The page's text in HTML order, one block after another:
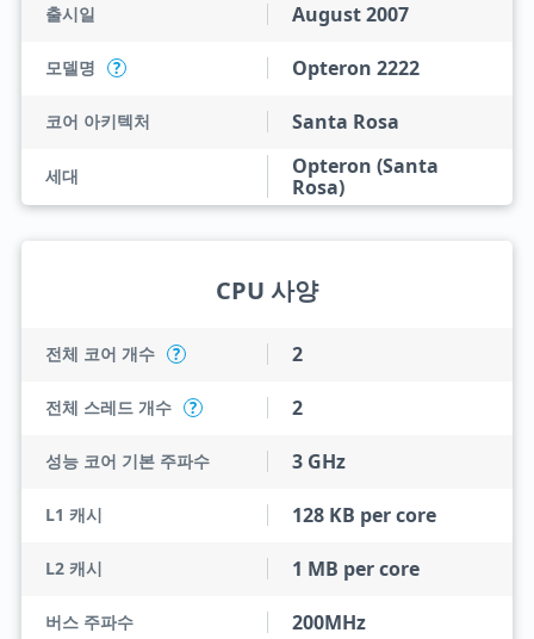
출시일 August 2007
모델명 ? Opteron 2222
코어 아키텍처 Santa Rosa
세대
Opteron (Santa
Rosa)
CPU 사양
전체 코어 개수 ? 2
전체 스레드 개수 ? 2
성능 코어 기본 주파수 3 GHz
L1 캐시 128 KB per core
L2 캐시 1 MB per core
버스 주파수 200MHz